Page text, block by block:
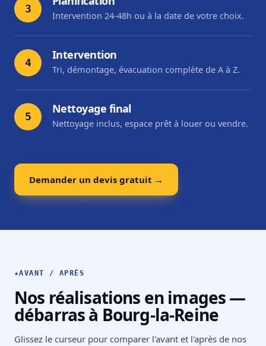
3
Intervention 24-48h ou à la date de votre choix.
4
Intervention
Tri, démontage, évacuation complète de A à Z.
5
Nettoyage final
Nettoyage inclus, espace prêt à louer ou vendre.
Demander un devis gratuit →
★AVANT / APRÈS
Nos réalisations en images —
débarras à Bourg-la-Reine
Glissez le curseur pour comparer l'avant et l'après de nos